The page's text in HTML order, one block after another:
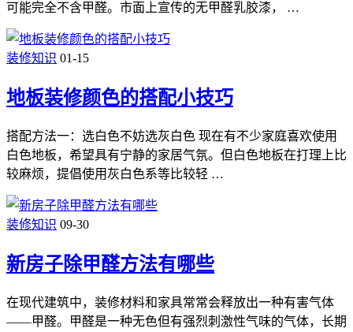
可能完全不含甲醛。市面上宣传的无甲醛乳胶漆， …
装修知识 01-15
地板装修颜色的搭配小技巧
搭配方法一：选白色不妨选灰白色 现在有不少家庭喜欢使用
白色地板，希望具有宁静的家居气氛。但白色地板在打理上比
较麻烦，提倡使用灰白色系等比较轻 …
装修知识 09-30
新房子除甲醛方法有哪些
在现代建筑中，装修材料和家具常常会释放出一种有害气体
——甲醛。甲醛是一种无色但有强烈刺激性气味的气体，长期